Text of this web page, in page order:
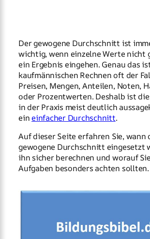
Der gewogene Durchschnitt ist
wichtig, wenn einzelne Werte nicht
ein Ergebnis eingehen. Genau das
kaufmännischen Rechnen oft der
Preisen, Mengen, Anteilen, Noten,
oder Prozentwerten. Deshalb ist
in der Praxis meist deutlich
ein einfacher Durchschnitt.
Auf dieser Seite erfahren Sie, wann
gewogene Durchschnitt eingesetzt
ihn sicher berechnen und worauf
Aufgaben besonders achten sollten.